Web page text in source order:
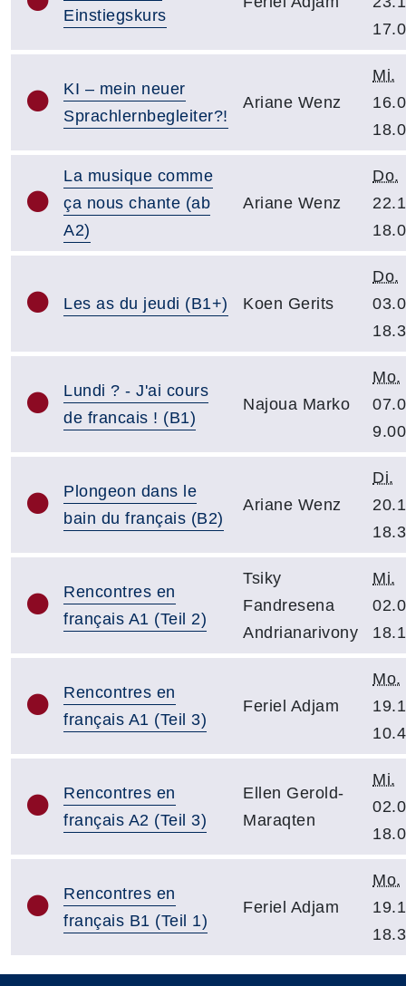
Einstiegskurs
KI – mein neuer
Sprachlernbegleiter?!
Ariane Wenz
Mi.
La musique comme
ça nous chante (ab
A2)
Ariane Wenz
Do.
Les as du jeudi (B1+) Koen Gerits
Do.
Lundi ? - J'ai cours
de francais ! (B1)
Najoua Marko
Mo.
Plongeon dans le
bain du français (B2)
Ariane Wenz
Di.
Rencontres en
français A1 (Teil 2)
Tsiky
Fandresena
Andrianarivony
Mi.
Rencontres en
français A1 (Teil 3)
Feriel Adjam
Mo.
Rencontres en
français A2 (Teil 3)
Ellen Gerold-
Maraqten
Mi.
Rencontres en
français B1 (Teil 1)
Feriel Adjam
Mo.